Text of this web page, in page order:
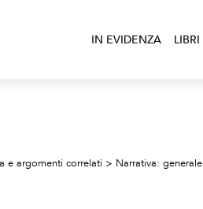
IN EVIDENZA LIBRI
e argomenti correlati > Narrativa: